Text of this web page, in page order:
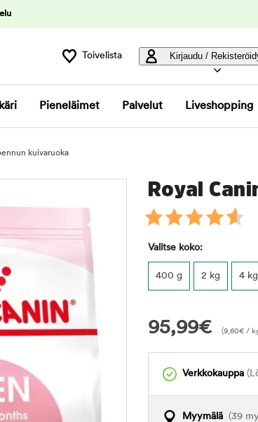
Toivelista Kirjaudu /
Pieneläimet Palvelut Liveshopping
kuivaruoka
Royal
Valitse koko:
400 g 2 kg 4 kg
95,99€ (9,60€ /
Verkkokauppa
Myymälä (39